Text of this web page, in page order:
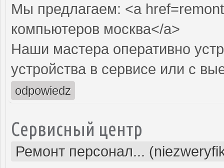
Мы предлагаем: <a
компьютеров москва</a>
Наши мастера оперативно
устройства в сервисе или с
odpowiedz
Сервисный центр
Ремонт персонал...